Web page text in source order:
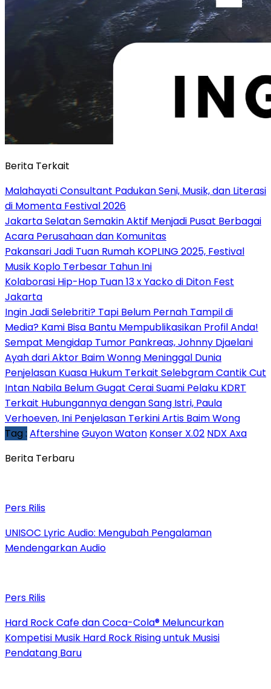
Berita Terkait
Malahayati Consultant Padukan Seni, Musik, dan Literasi
di Momenta Festival 2026
Jakarta Selatan Semakin Aktif Menjadi Pusat Berbagai
Acara Perusahaan dan Komunitas
Pakansari Jadi Tuan Rumah KOPLING 2025, Festival
Musik Koplo Terbesar Tahun Ini
Kolaborasi Hip-Hop Tuan 13 x Yacko di Diton Fest
Jakarta
Ingin Jadi Selebriti? Tapi Belum Pernah Tampil di
Media? Kami Bisa Bantu Mempublikasikan Profil Anda!
Sempat Mengidap Tumor Pankreas, Johnny Djaelani
Ayah dari Aktor Baim Wonng Meninggal Dunia
Penjelasan Kuasa Hukum Terkait Selebgram Cantik Cut
Intan Nabila Belum Gugat Cerai Suami Pelaku KDRT
Terkait Hubungannya dengan Sang Istri, Paula
Verhoeven, Ini Penjelasan Terkini Artis Baim Wong
Tag : AftershineGuyon Waton Konser X.02 NDX Axa
Berita Terbaru
Pers Rilis
UNISOC Lyric Audio: Mengubah Pengalaman
Mendengarkan Audio
Pers Rilis
Hard Rock Cafe dan Coca-Cola® Meluncurkan
Kompetisi Musik Hard Rock Rising untuk Musisi
Pendatang Baru